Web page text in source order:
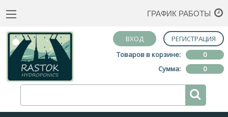
ГРАФИК РАБОТЫ
ВХОД
РЕГИСТРАЦИЯ
Товаров в корзине:
0
Сумма:
0